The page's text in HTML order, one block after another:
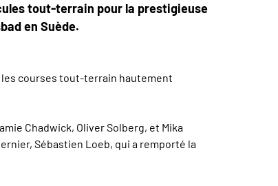
tout-terrain pour la prestigieuse
en Suède.
les courses tout-terrain hautement
Chadwick, Oliver Solberg, et Mika
Sébastien Loeb, qui a remporté la